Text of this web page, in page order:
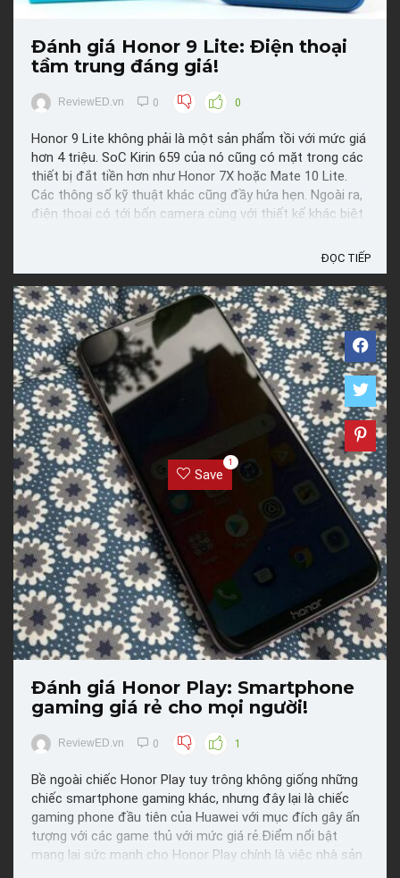
Đánh giá Honor 9 Lite: Điện thoại
tầm trung đáng giá!
ReviewED.vn 0 0
Honor 9 Lite không phải là một sản phẩm tồi với mức giá
hơn 4 triệu. SoC Kirin 659 của nó cũng có mặt trong các
thiết bị đắt tiền hơn như Honor 7X hoặc Mate 10 Lite.
Các thông số kỹ thuật khác cũng đầy hứa hẹn. Ngoài ra,
điện thoại có tới bốn camera cùng với thiết kế khác biệt
ĐỌC TIẾP
Save
1
Đánh giá Honor Play: Smartphone
gaming giá rẻ cho mọi người!
ReviewED.vn 0 1
Bề ngoài chiếc Honor Play tuy trông không giống những
chiếc smartphone gaming khác, nhưng đây lại là chiếc
gaming phone đầu tiên của Huawei với mục đích gây ấn
tượng với các game thủ với mức giá rẻ.Điểm nổi bật
mang lại sức mạnh cho Honor Play chính là việc nhà sản